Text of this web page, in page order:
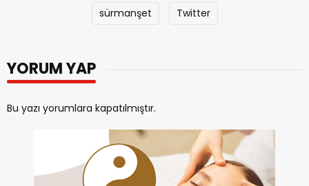
sürmanşet Twitter
YORUM YAP
Bu yazı yorumlara kapatılmıştır.